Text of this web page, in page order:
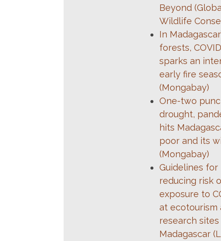
Beyond
Wildlife
In
forests,
sparks an
early fire
(Mongabay)
One-two
drought,
hits
poor and its
(Mongabay)
Guidelines for
reducing risk
exposure to
at ecotourism
research sites
Madagascar